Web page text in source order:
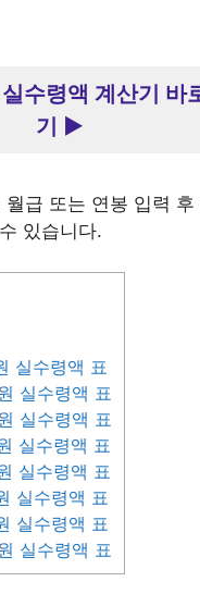
수령액 계산기 바
기 ▶
급 또는 연봉 입력
있습니다.
실수령액 표
실수령액 표
실수령액 표
실수령액 표
실수령액 표
실수령액 표
실수령액 표
실수령액 표